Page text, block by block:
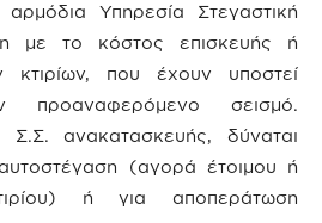
Υπηρεσία Στεγαστική
με το κόστος επισκευής ή
κτιρίων, που έχουν υποστεί
σεισμό.
Σ.Σ. ανακατασκευής, δύναται
αυτοστέγαση (αγορά έτοιμου ή
ή για αποπεράτωση